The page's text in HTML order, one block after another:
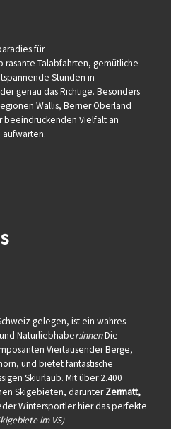
für
rasante Talabfahrten, gemütliche
Stunden in
genau das Richtige. Besonders
Wallis, Berner Oberland
Vielfalt an
aufwarten.
gelegen, ist ein wahres
Naturliebhaber:innenDie
Viertausender Berge,
und bietet fantastische
Skiurlaub. Mit über 2.400
Skigebieten, darunterZermatt,
Wintersportler hier das perfekte
im VS)